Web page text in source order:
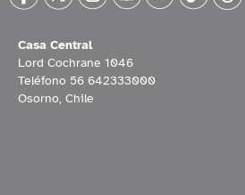
Casa Central
Lord Cochrane 1046
Teléfono 56 642333000
Osorno, Chile